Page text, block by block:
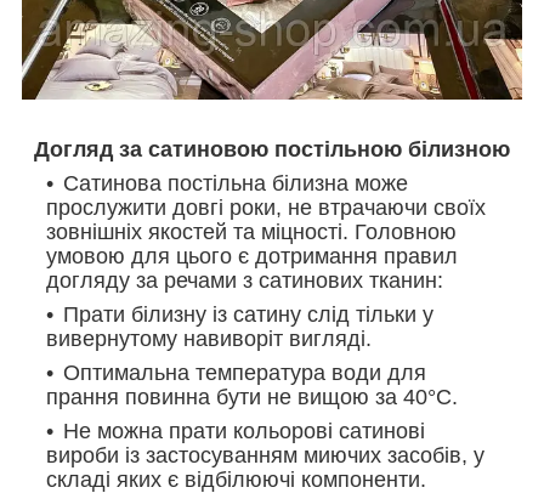
Догляд за сатиновою постільною білизною
Сатинова постільна білизна може
прослужити довгі роки, не втрачаючи своїх
зовнішніх якостей та міцності. Головною
умовою для цього є дотримання правил
догляду за речами з сатинових тканин:
Прати білизну із сатину слід тільки у
вивернутому навиворіт вигляді.
Оптимальна температура води для
прання повинна бути не вищою за 40°С.
Не можна прати кольорові сатинові
вироби із застосуванням миючих засобів, у
складі яких є відбілюючі компоненти.